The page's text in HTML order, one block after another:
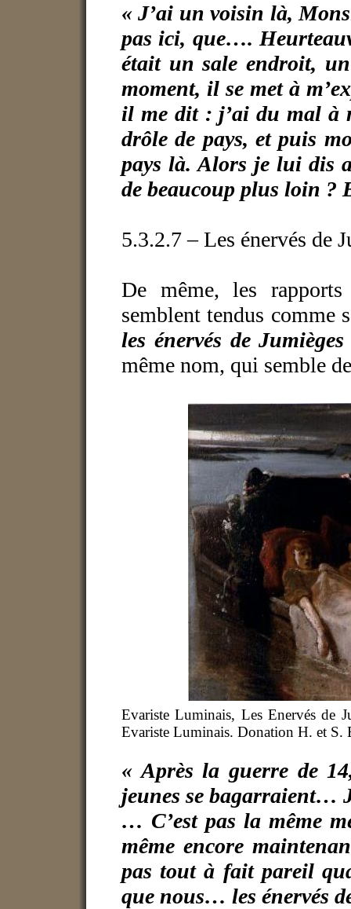
« J’ai un voisin là,
pas ici, que….
était un sale endroit,
moment, il se met à
il me dit : j’ai du mal à
drôle de pays, et puis
pays là. Alors je lui dis
de beaucoup plus loin ?
5.3.2.7 – Les énervés de
De même, les
semblent tendus
les énervés de
même nom, qui semble
Evariste Luminais, Les Enervés de
Evariste Luminais. Donation H. et S.
« Après la guerre de
jeunes se bagarraient…
… C’est pas la même
même encore
pas tout à fait pareil
que nous… les énervés